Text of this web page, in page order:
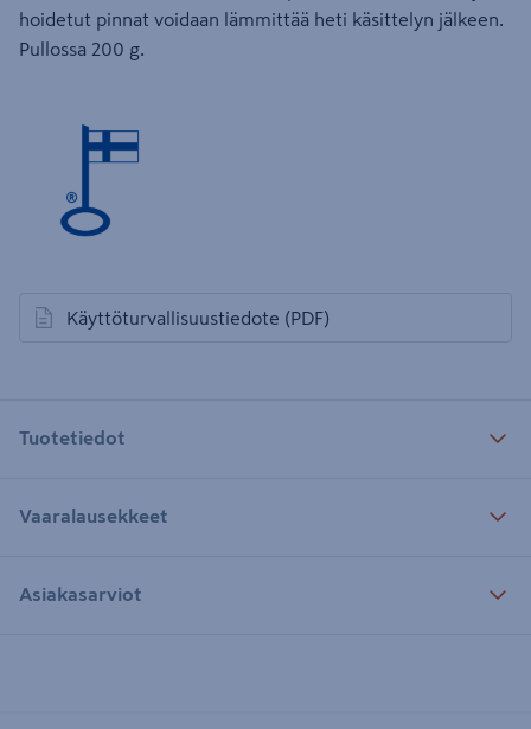
hoidetut pinnat voidaan lämmittää heti käsittelyn jälkeen.
Pullossa 200 g.
Käyttöturvallisuustiedote (PDF)
avautuu uuteen välilehteen
Tuotetiedot
Vaaralausekkeet
Asiakasarviot